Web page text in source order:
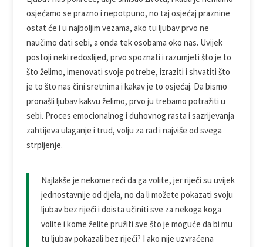
osjećamo se prazno i nepotpuno, no taj osjećaj praznine
ostat će i u najboljim vezama, ako tu ljubav prvo ne
naučimo dati sebi, a onda tek osobama oko nas. Uvijek
postoji neki redoslijed, prvo spoznati i razumjeti što je to
što želimo, imenovati svoje potrebe, izraziti i shvatiti što
je to što nas čini sretnima i kakav je to osjećaj. Da bismo
pronašli ljubav kakvu želimo, prvo ju trebamo potražiti u
sebi. Proces emocionalnog i duhovnog rasta i sazrijevanja
zahtijeva ulaganje i trud, volju za rad i najviše od svega
strpljenje.
Najlakše je nekome reći da ga volite, jer riječi su uvijek
jednostavnije od djela, no da li možete pokazati svoju
ljubav bez riječi i doista učiniti sve za nekoga koga
volite i kome želite pružiti sve što je moguće da bi mu
tu ljubav pokazali bez riječi? I ako nije uzvraćena